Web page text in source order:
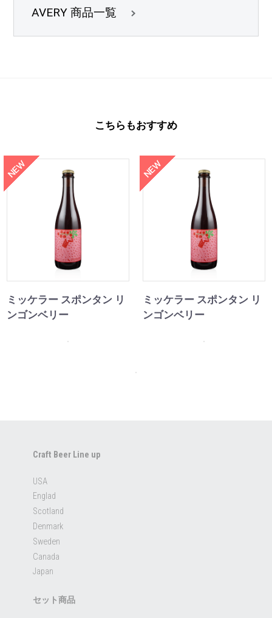
AVERY 商品一覧
こちらもおすすめ
ミッケラー スポンタン リ
ンゴンベリー
ミッケラー スポンタン リ
ンゴンベリー
Craft Beer Line up
USA
Englad
Scotland
Denmark
Sweden
Canada
Japan
セット商品